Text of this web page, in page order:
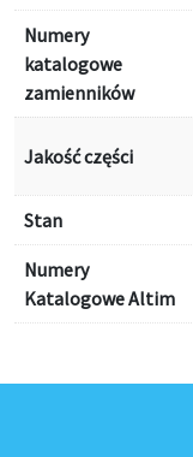
Numery
katalogowe
zamienników
Jakość części
Stan
Numery
Katalogowe Altim